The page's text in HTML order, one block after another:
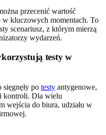
przecenić wartość
kluczowych momentach. To
scenariusz, z którym mierzą
wydarzeń.
testy w
po testy antygenowe,
kontroli. Dla wielu
wejścia do biura, udziału w